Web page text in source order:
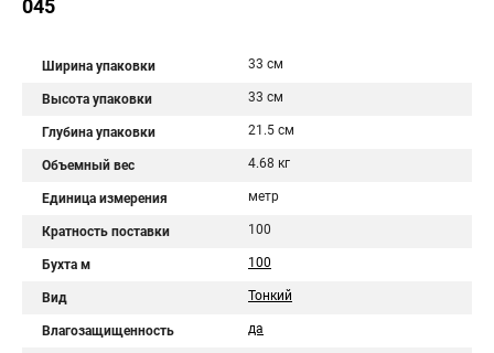
045
Ширина упаковки 33 см
Высота упаковки 33 см
Глубина упаковки 21.5 см
Объемный вес 4.68 кг
Единица измерения метр
Кратность поставки 100
Бухта м 100
Вид Тонкий
Влагозащищенность да